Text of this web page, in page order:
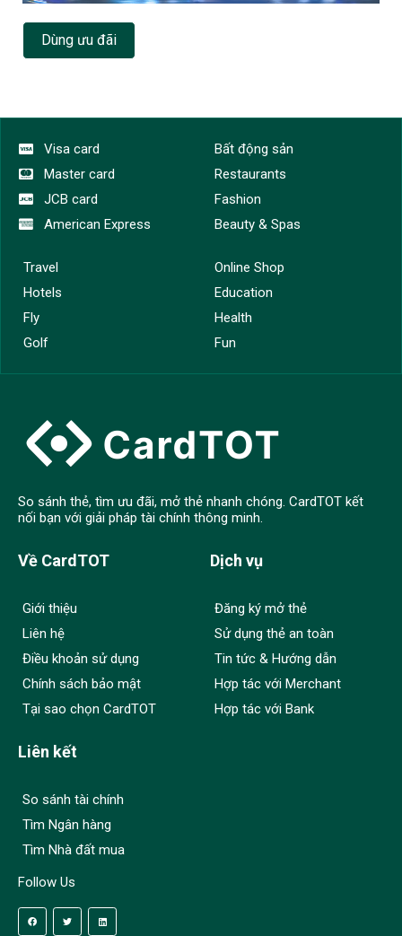
Dùng ưu đãi
Visa card
Master card
JCB card
American Express
Bất động sản
Restaurants
Fashion
Beauty & Spas
Travel
Hotels
Fly
Golf
Online Shop
Education
Health
Fun
So sánh thẻ, tìm ưu đãi, mở thẻ nhanh chóng. CardTOT kết
nối bạn với giải pháp tài chính thông minh.
Về CardTOT
Giới thiệu
Liên hệ
Điều khoản sử dụng
Chính sách bảo mật
Tại sao chọn CardTOT
Dịch vụ
Đăng ký mở thẻ
Sử dụng thẻ an toàn
Tin tức & Hướng dẫn
Hợp tác với Merchant
Hợp tác với Bank
Liên kết
So sánh tài chính
Tìm Ngân hàng
Tìm Nhà đất mua
Follow Us